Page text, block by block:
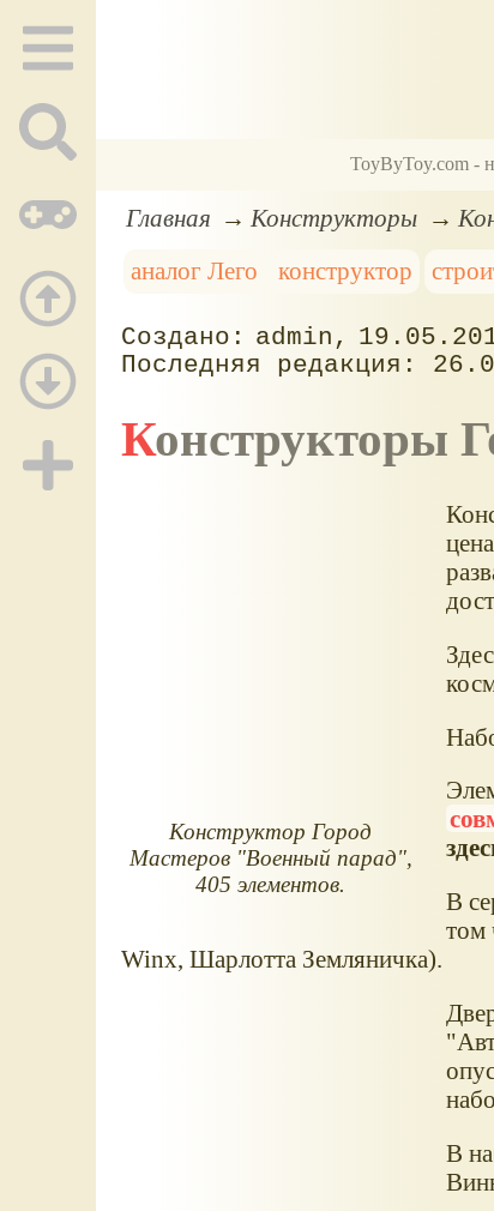
ToyByToy.com -
Главная Конструкторы
аналог Лего
конструктор
admin
Конструкторы
Конструктор Город
Мастеров "Военный парад",
405 элементов.
В
том
Winx, Шарлотта Земляничка).
В